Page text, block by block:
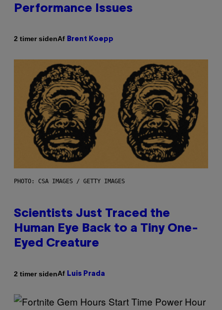
Performance Issues
2 timer sidenAf Brent Koepp
PHOTO: CSA IMAGES / GETTY IMAGES
Scientists Just Traced the
Human Eye Back to a Tiny One-
Eyed Creature
2 timer sidenAf Luis Prada